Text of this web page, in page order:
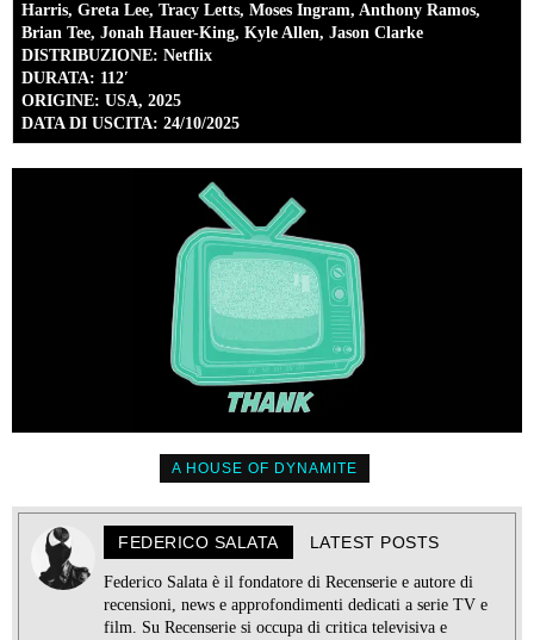
Harris, Greta Lee, Tracy Letts, Moses Ingram, Anthony Ramos,
Brian Tee, Jonah Hauer-King, Kyle Allen, Jason Clarke
DISTRIBUZIONE: Netflix
DURATA: 112′
ORIGINE: USA, 2025
DATA DI USCITA: 24/10/2025
A HOUSE OF DYNAMITE
FEDERICO SALATA LATEST POSTS
Federico Salata è il fondatore di Recenserie e autore di
recensioni, news e approfondimenti dedicati a serie TV e
film. Su Recenserie si occupa di critica televisiva e